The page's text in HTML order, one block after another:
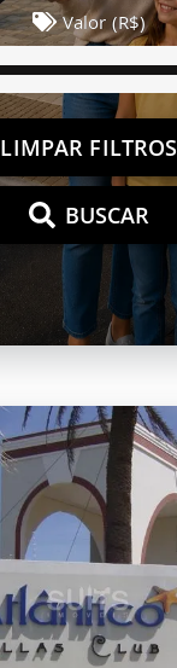
Valor (R$)
LIMPAR FILTROS
BUSCAR